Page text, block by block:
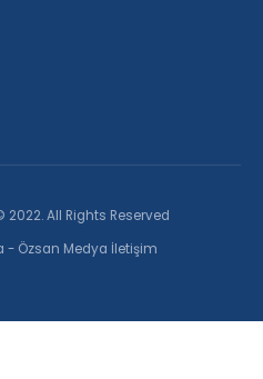
- Özsan Medya İletişim